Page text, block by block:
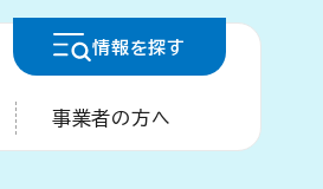
情報を探す
事業者の方へ